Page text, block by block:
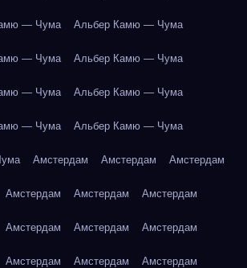
— Чума Альбер Камю — Чума
— Чума Альбер Камю — Чума
— Чума Альбер Камю — Чума
— Чума Альбер Камю — Чума
Амстердам Амстердам Амстердам
Амстердам Амстердам Амстердам
Амстердам Амстердам Амстердам
Амстердам Амстердам Амстердам